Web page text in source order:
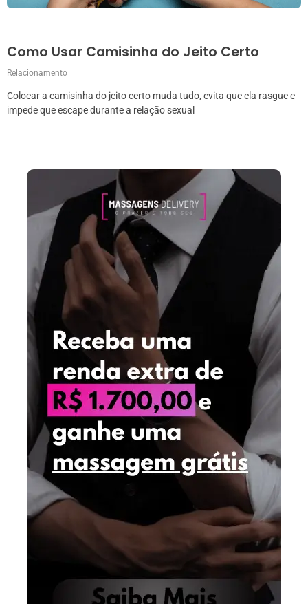
Como Usar Camisinha do Jeito Certo
Relacionamento
Colocar a camisinha do jeito certo muda tudo, evita que ela rasgue e
impede que escape durante a relação sexual